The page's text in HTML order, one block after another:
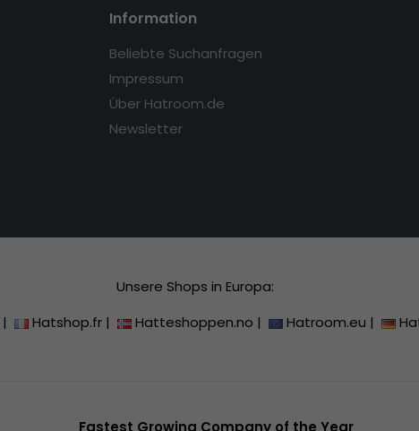
Information
Beliebte Suchanfragen
Impressum
Über Hatroom.de
Newsletter
Unsere Shops in Europa:
| Hatshop.fr | Hatteshoppen.no | Hatroom.eu |